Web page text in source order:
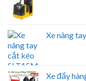
Xe nâng
Xe đẩy